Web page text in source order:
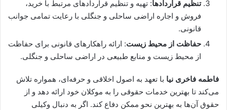
تنظیم قراردادها: تهیه و تنظیم قراردادهای مرتبط با خرید،
فروش و اجاره اراضی ساحلی و جنگلی با رعایت تمامی جوانب
قانونی.
حفاظت از محیط زیست: ارائه راهکارهای قانونی برای حفاظت
از محیط زیست و منابع طبیعی در اراضی ساحلی و جنگلی.
فاطمه فاخری نیا با تعهد به اصول اخلاقی و حرفه‌ای، همواره تلاش
می‌کند تا بهترین خدمات حقوقی را به موکلان خود ارائه دهد و از
حقوق آن‌ها به بهترین نحو ممکن دفاع کند. اگر به دنبال وکیلی